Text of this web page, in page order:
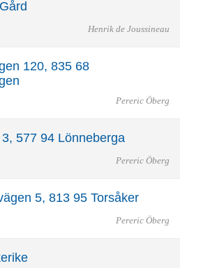
Henrik de Joussineau
120, 835 68
Pereric Öberg
577 94 Lönneberga
Pereric Öberg
5, 813 95 Torsåker
Pereric Öberg